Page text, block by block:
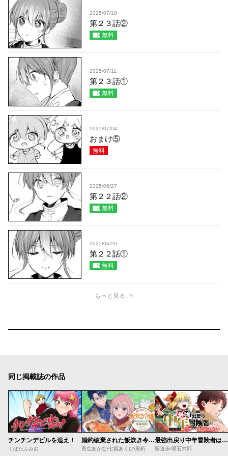
2025/07/18
第２３話②
無料
2025/07/11
第２３話①
無料
2025/07/04
おまけ⑤
無料
2025/06/27
第２２話②
無料
2025/06/20
第２２話①
無料
もっと見る
同じ掲載誌の作品
チンチンデビルを追え！
くぼたふみお
婚約破棄された飯炊き令嬢の私は冷酷公爵と専属契約しました～ですが胃袋を掴んだ結果、冷たかった公爵様がどんどん優しくなっています～
青空あかな/七福あくび/黒裄
最強出戻り中年冒険者は、今さら命なんてかけたくない
斯道歩/明石六郎